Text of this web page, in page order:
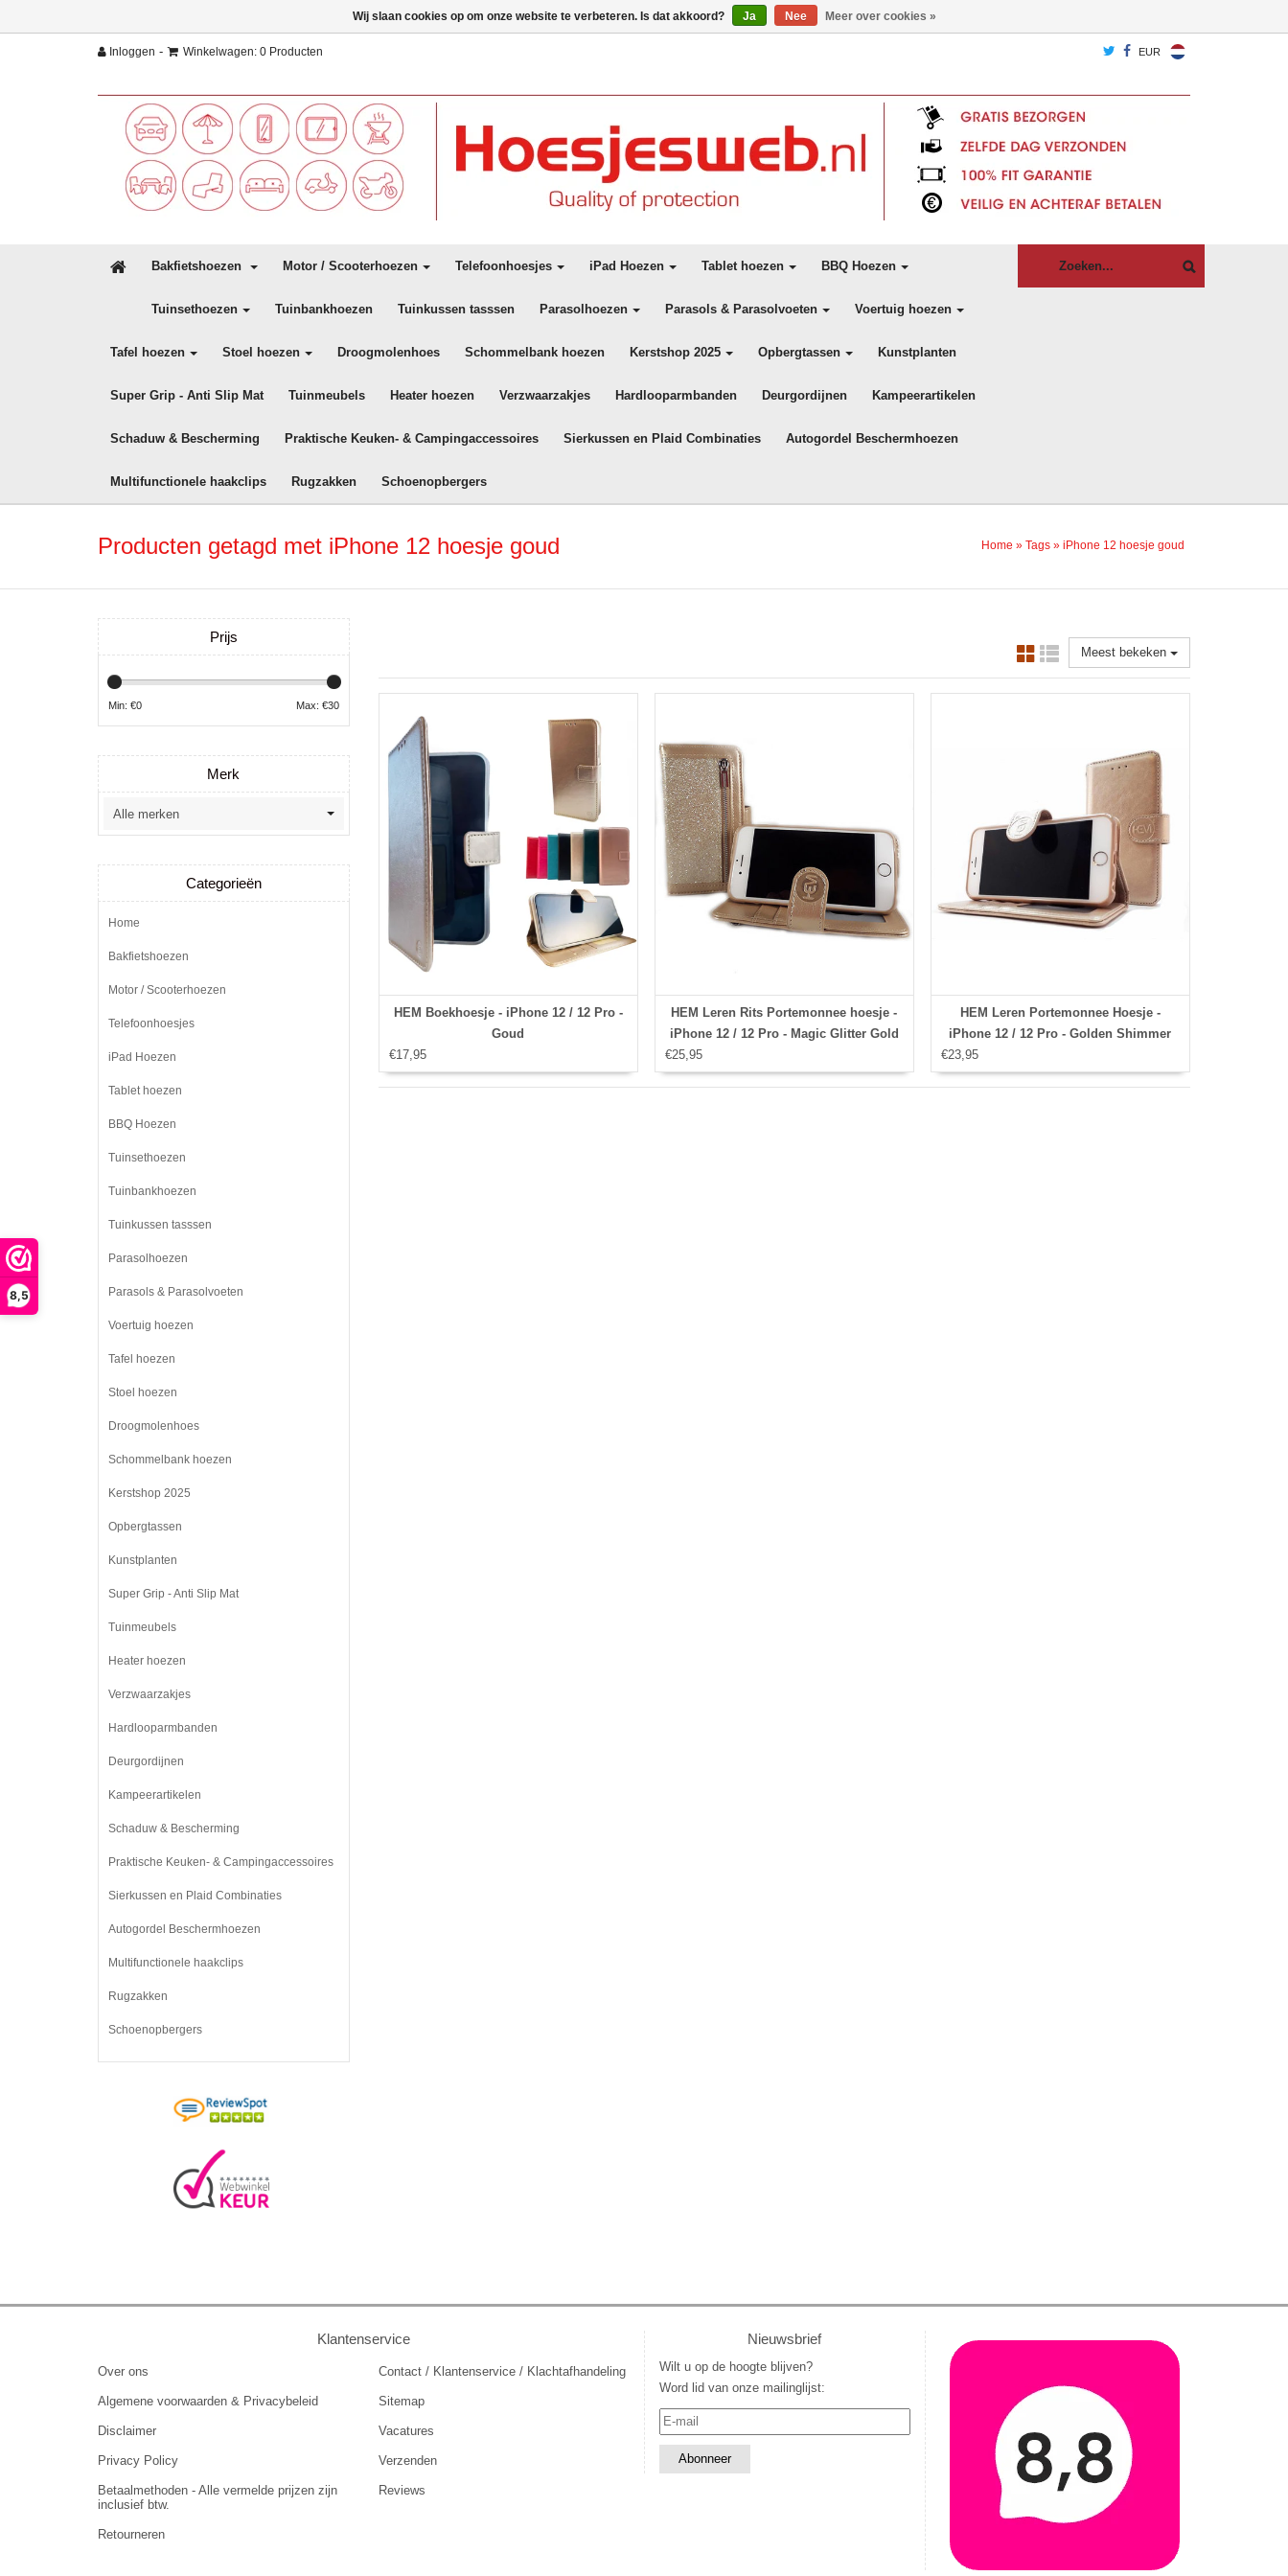
8,5
Inloggen - Winkelwagen: 0 Producten EUR
Bakfietshoezen Motor / Scooterhoezen Telefoonhoesjes iPad Hoezen Tablet hoezen BBQ Hoezen
Tuinsethoezen Tuinbankhoezen Tuinkussen tasssen Parasolhoezen Parasols & Parasolvoeten Voertuig hoezen
Tafel hoezen Stoel hoezen Droogmolenhoes Schommelbank hoezen Kerstshop 2025 Opbergtassen Kunstplanten
Super Grip - Anti Slip Mat Tuinmeubels Heater hoezen Verzwaarzakjes Hardlooparmbanden Deurgordijnen Kampeerartikelen
Schaduw & Bescherming Praktische Keuken- & Campingaccessoires Sierkussen en Plaid Combinaties Autogordel Beschermhoezen
Multifunctionele haakclips Rugzakken Schoenopbergers
Producten getagd met iPhone 12 hoesje goud Home » Tags » iPhone 12 hoesje goud
Meest bekeken
HEM Boekhoesje - iPhone 12 / 12 Pro -
Goud
€17,95
HEM Leren Rits Portemonnee hoesje -
iPhone 12 / 12 Pro - Magic Glitter Gold
€25,95
HEM Leren Portemonnee Hoesje -
iPhone 12 / 12 Pro - Golden Shimmer
€23,95
Prijs
Min: €0 Max: €30
Merk
Categorieën
Home
Bakfietshoezen
Motor / Scooterhoezen
Telefoonhoesjes
iPad Hoezen
Tablet hoezen
BBQ Hoezen
Tuinsethoezen
Tuinbankhoezen
Tuinkussen tasssen
Parasolhoezen
Parasols & Parasolvoeten
Voertuig hoezen
Tafel hoezen
Stoel hoezen
Droogmolenhoes
Schommelbank hoezen
Kerstshop 2025
Opbergtassen
Kunstplanten
Super Grip - Anti Slip Mat
Tuinmeubels
Heater hoezen
Verzwaarzakjes
Hardlooparmbanden
Deurgordijnen
Kampeerartikelen
Schaduw & Bescherming
Praktische Keuken- & Campingaccessoires
Sierkussen en Plaid Combinaties
Autogordel Beschermhoezen
Multifunctionele haakclips
Rugzakken
Schoenopbergers
Klantenservice
Over ons
Algemene voorwaarden & Privacybeleid
Disclaimer
Privacy Policy
Betaalmethoden - Alle vermelde prijzen zijn
inclusief btw.
Retourneren
Contact / Klantenservice / Klachtafhandeling
Sitemap
Vacatures
Verzenden
Reviews
Nieuwsbrief
Wilt u op de hoogte blijven?
Word lid van onze mailinglijst:
Wij slaan cookies op om onze website te verbeteren. Is dat akkoord? Ja Nee Meer over cookies »